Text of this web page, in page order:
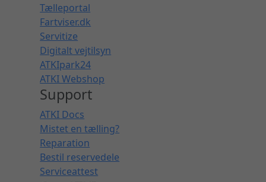
Tælleportal
Fartviser.dk
Servitize
Digitalt vejtilsyn
ATKIpark24
ATKI Webshop
Support
ATKI Docs
Mistet en tælling?
Reparation
Bestil reservedele
Serviceattest